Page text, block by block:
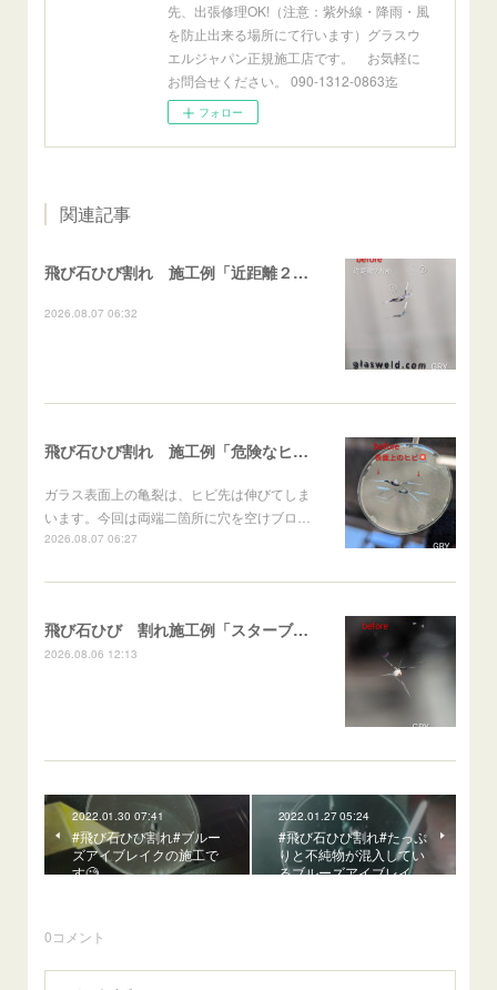
先、出張修理OK!（注意：紫外線・降雨・風
を防止出来る場所にて行います）グラスウ
エルジャパン正規施工店です。 お気軽に
お問合せください。 090-1312-0863迄
フォロー
関連記事
飛び石ひび割れ 施工例「近距離２箇所・パーシャル系+ストレート系」CX-8
2026.08.07 06:32
飛び石ひび割れ 施工例「危険なヒビ🚨⚠️表面上亀裂」ジムニー
ガラス表面上の亀裂は、ヒビ先は伸びてしま
います。今回は両端二箇所に穴を空けブロ…
2026.08.07 06:27
飛び石ひび 割れ施工例「スターブレイク系」 フリード
2026.08.06 12:13
2022.01.30 07:41
#飛び石ひび割れ#ブルー
ズアイブレイクの施工で
す🧐
2022.01.27 05:24
#飛び石ひび割れ#たっぷ
りと不純物が混入してい
るブルーズアイブレイ…
0コメント